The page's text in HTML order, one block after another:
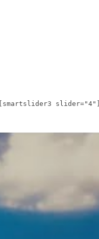
[smartslider3 slider="4"]